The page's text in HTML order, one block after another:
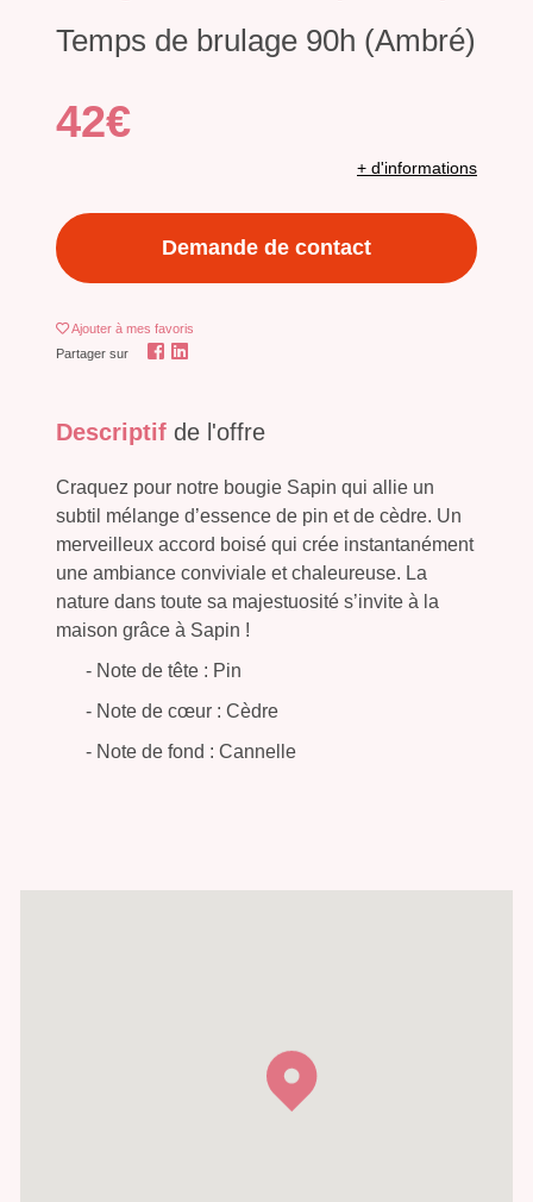
Temps de brulage 90h (Ambré)
42€
+ d'informations
Demande de contact
Ajouter à mes favoris
Partager sur
Descriptif de l'offre
Craquez pour notre bougie Sapin qui allie un
subtil mélange d’essence de pin et de cèdre. Un
merveilleux accord boisé qui crée instantanément
une ambiance conviviale et chaleureuse. La
nature dans toute sa majestuosité s’invite à la
maison grâce à Sapin !
- Note de tête : Pin
- Note de cœur : Cèdre
- Note de fond : Cannelle